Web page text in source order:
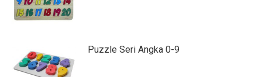
Puzzle Seri Angka 0-9